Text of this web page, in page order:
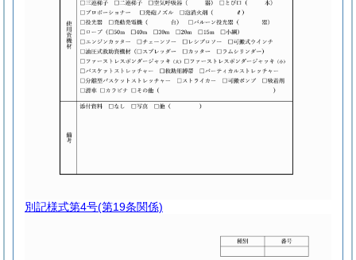
別記様式第4号(第19条関係)